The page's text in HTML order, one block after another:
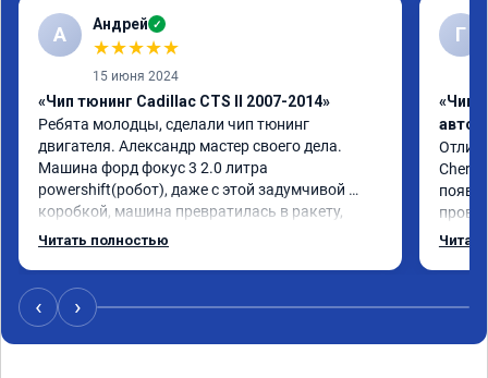
А Андрей ✓
★★★★★
15 июня 2024
«Чип тюнинг Cadillac CTS II 2007-2014»
Ребята молодцы, сделали чип тюнинг
двигателя. Александр мастер своего дела.
Машина форд фокус 3 2.0 литра
powershift(робот), даже с этой задумчивой
коробкой, машина превратилась в ракету,
даже страшно от такого ускорения, динамика
расход топлива немного уменьшился, начиная
даже на холостом ходу. Да, можно найти
дешевле услугу эту, но лучше чуть переплатить,
Читать полностью
Г
«Чип
Chery
‹ ›